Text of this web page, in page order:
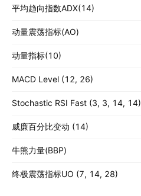
平均趋向指数ADX(14)
动量震荡指标(AO)
动量指标(10)
MACD Level (12, 26)
Stochastic RSI Fast (3, 3, 14, 14)
威廉百分比变动 (14)
牛熊力量(BBP)
终极震荡指标UO (7, 14, 28)